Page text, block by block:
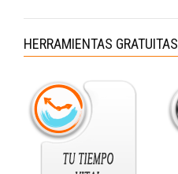
HERRAMIENTAS GRATUITAS